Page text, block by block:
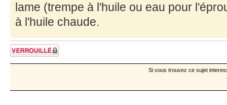
lame (trempe à l'huile ou eau pour
à l'huile chaude.
Sujet verrouillé
Si vous trouvez ce sujet